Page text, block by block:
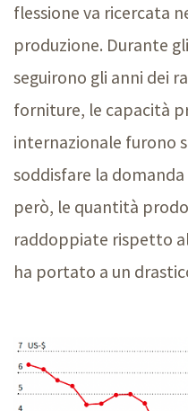
flessione va ricercata
produzione. Durante
seguirono gli anni dei
forniture, le capacità
internazionale furono
soddisfare la
però, le quantità
raddoppiate rispetto
ha portato a un